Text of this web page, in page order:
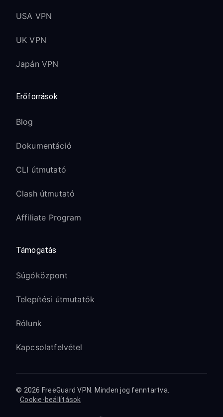
USA VPN
UK VPN
Japán VPN
Erőforrások
Blog
Dokumentáció
CLI útmutató
Clash útmutató
Affiliate Program
Támogatás
Súgóközpont
Telepítési útmutatók
Rólunk
Kapcsolatfelvétel
© 2026 FreeGuard VPN. Minden jog fenntartva.
Cookie-beállítások